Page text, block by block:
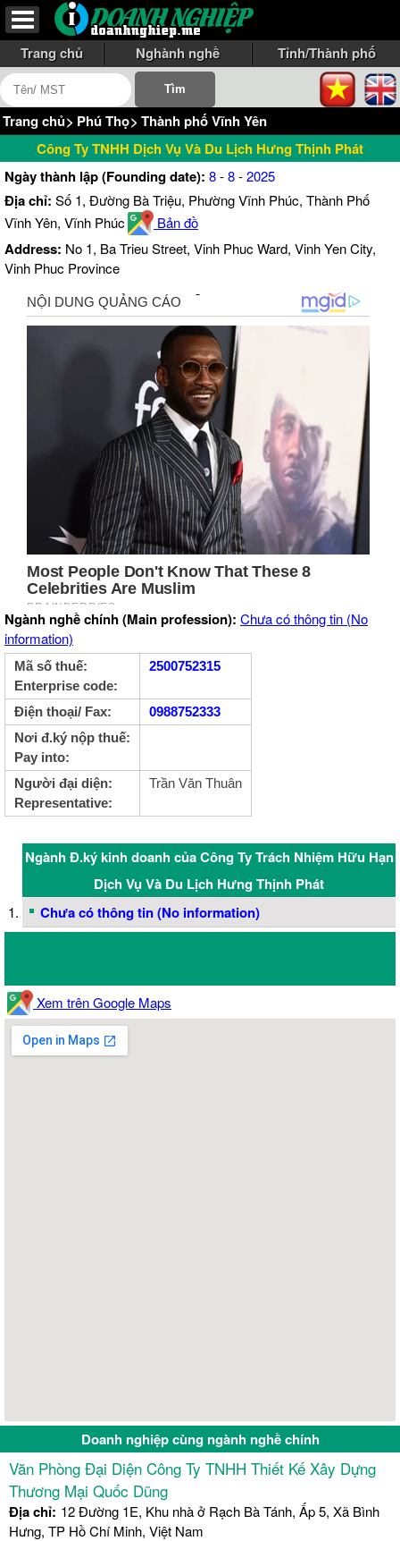
Trang chủ Nghành nghề Tỉnh/Thành phố
Trang chủ> Phú Thọ> Thành phố Vĩnh Yên
Công Ty TNHH Dịch Vụ Và Du Lịch Hưng Thịnh Phát
Ngày thành lập (Founding date): 8-8-2025
Địa chỉ: Số 1, Đường Bà Triệu, Phường Vĩnh Phúc, Thành Phố
Vĩnh Yên, Vĩnh Phúc
Bản đồ
Address: No 1, Ba Trieu Street, Vinh Phuc Ward, Vinh Yen City,
Vinh Phuc Province
Ngành nghề chính (Main profession): Chưa có thông tin (No
information)
Mã số thuế:
Enterprise code:
2500752315
Điện thoại/ Fax:
0988752333
Nơi đ.ký nộp thuế:
Pay into:
Người đại diện:
Representative:
Trần Văn Thuân
Ngành Đ.ký kinh doanh của Công Ty Trách Nhiệm Hữu Hạn
Dịch Vụ Và Du Lịch Hưng Thịnh Phát
Chưa có thông tin (No information)
Xem trên Google Maps
Doanh nghiệp cùng ngành nghề chính
Văn Phòng Đại Diện Công Ty TNHH Thiết Kế Xây Dựng
Thương Mại Quốc Dũng
Địa chỉ: 12 Đường 1E, Khu nhà ở Rạch Bà Tánh, Ấp 5, Xã Bình
Hưng, TP Hồ Chí Minh, Việt Nam